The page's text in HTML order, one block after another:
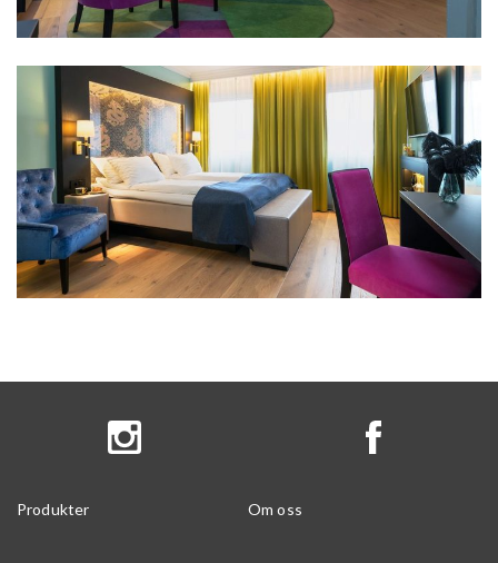
Produkter Om oss